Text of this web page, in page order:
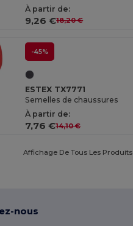
À partir de:
9,26 €18,20 €
-45%
ESTEX TX7771
Semelles de chaussures
À partir de:
7,76 €14,10 €
Affichage De Tous Les Produits.
nous